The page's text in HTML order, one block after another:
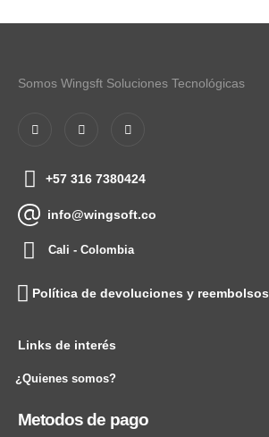
Somos Wingsft Soluciones Tecnológicas
+57 316 7380424
info@wingsoft.co
Cali - Colombia
Política de devoluciones y reembolsos
Links de interés
¿Quienes somos?
Metodos de pago